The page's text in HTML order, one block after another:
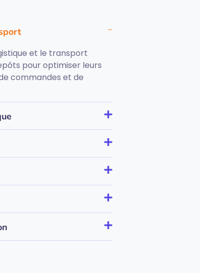
et le transport
pour optimiser leurs
commandes et de